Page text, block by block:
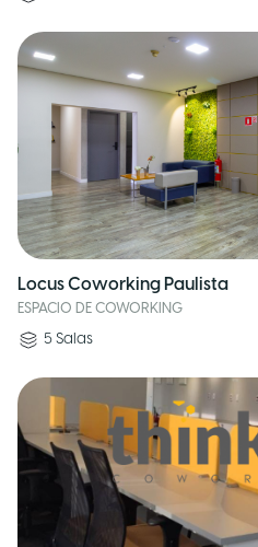
Locus Coworking Paulista
ESPACIO DE COWORKING
5 Salas